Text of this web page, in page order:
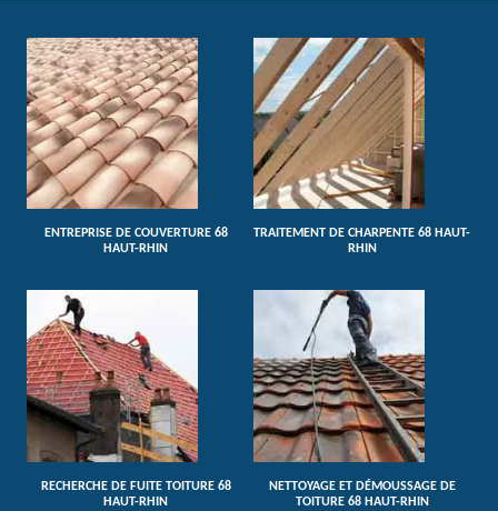
ENTREPRISE DE COUVERTURE 68
HAUT-RHIN
TRAITEMENT DE CHARPENTE 68 HAUT-
RHIN
RECHERCHE DE FUITE TOITURE 68
HAUT-RHIN
NETTOYAGE ET DÉMOUSSAGE DE
TOITURE 68 HAUT-RHIN